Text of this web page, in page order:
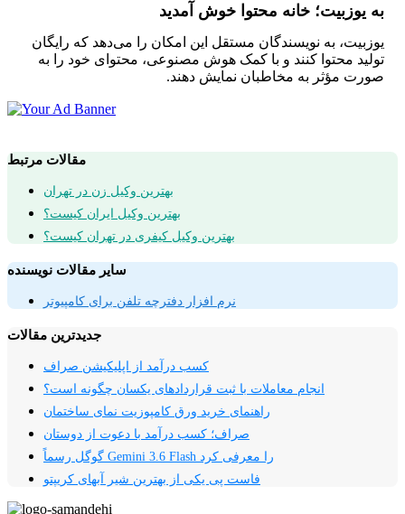
به یوزبیت؛ خانه محتوا خوش آمدید
یوزبیت، به نویسندگان مستقل این امکان را می‌دهد که رایگان
تولید محتوا کنند و با کمک هوش مصنوعی، محتوای خود را به
صورت مؤثر به مخاطبان نمایش دهند.
مقالات مرتبط
بهترین وکیل زن در تهران
بهترین وکیل ایران کیست؟
بهترین وکیل کیفری در تهران کیست؟
سایر مقالات نویسنده
نرم افزار دفترچه تلفن برای کامپیوتر
جدیدترین مقالات
کسب درآمد از اپلیکیشن صراف
انجام معاملات با ثبت قراردادهای یکسان چگونه است؟
راهنمای خرید ورق کامپوزیت نمای ساختمان
صراف؛ کسب درآمد با دعوت از دوستان
گوگل رسماً Gemini 3.6 Flash را معرفی کرد
فاست پی یکی از بهترین شیر آبهای کریپتو